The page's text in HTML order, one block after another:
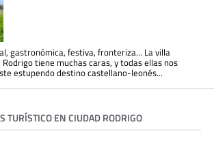
gastronómica, festiva, fronteriza… La villa
tiene muchas caras, y todas ellas nos
estupendo destino castellano-leonés...
TURÍSTICO EN CIUDAD RODRIGO